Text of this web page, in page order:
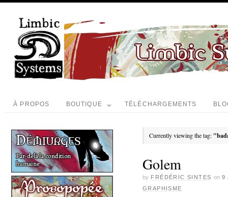
À PROPOS BOUTIQUE TÉLÉCHARGEMENTS
Currently viewing the tag:
Golem
by FRÉDÉRIC SINTES on 9
GRAPHISME